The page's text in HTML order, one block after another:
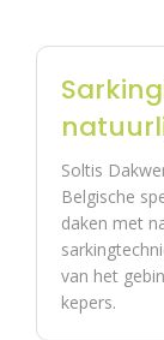
Soltis
Belgische
daken met
van het
kepers.